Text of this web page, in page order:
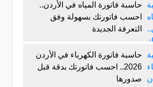
حاسبة فاتورة المياه في الأردن..
احسب فاتورتك بسهولة وفق
التعرفة الجديدة
حاسبة فاتورة الكهرباء في الأردن
2026.. احسب فاتورتك بدقة قبل
صدورها